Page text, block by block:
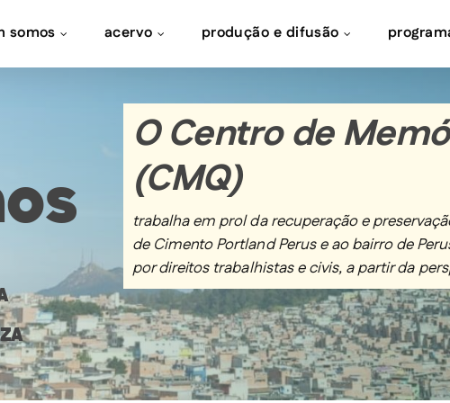
somos acervo produção e difusão
O Centro de
(CMQ)
trabalha em prol da recuperação e
de Cimento Portland Perus e ao bairro de
por direitos trabalhistas e civis, a partir da